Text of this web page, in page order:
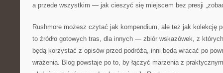
a przede wszystkim — jak cieszyć się miejscem bez presji
Rushmore możesz czytać jak kompendium, ale też jak kolekcję
to źródło gotowych tras, dla innych — zbiór wskazówek, z których
będą korzystać z opisów przed podróżą, inni będą wracać po
wrażenia. Blog powstaje po to, by łączyć marzenia z